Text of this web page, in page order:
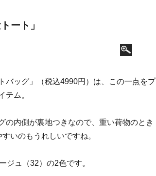
ート」
バッグ」（税込4990円）は、この一点をプ
テム。
の内側が裏地つきなので、重い荷物のとき
いのもうれしいですね。
ジュ（32）の2色です。